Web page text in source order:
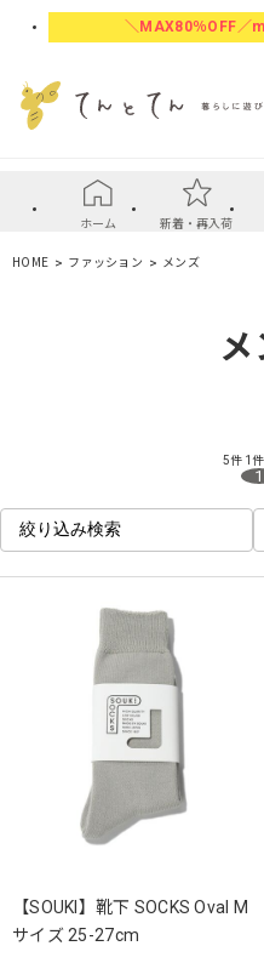
＼MAX80％OFF／
ホーム 新着・再入荷
HOME ファッション メンズ
5件 1
1
絞り込み検索
【SOUKI】靴下 SOCKS Oval M
サイズ 25-27cm